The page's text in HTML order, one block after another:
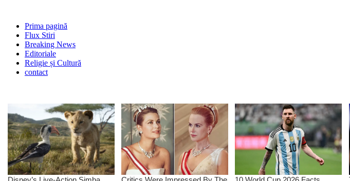
Prima pagină
Flux Stiri
Breaking News
Editoriale
Religie și Cultură
contact